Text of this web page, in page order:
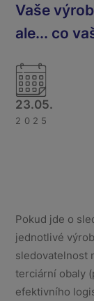
Vaše
ale... co
23.05.
2025
Pokud jde o
jednotlivé
sledovatelnost
terciární obaly
efektivního